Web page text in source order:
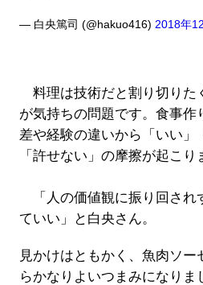
— 白央篤司 (@hakuo416) 2018年
料理は技術だと割り切りた
が気持ちの問題です。食事作
差や経験の違いから「いい」
「許せない」の摩擦が起こり
「人の価値観に振り回され
ていい」と白央さん。
見かけはともかく、魚肉ソー
らかなりよいつまみになりま